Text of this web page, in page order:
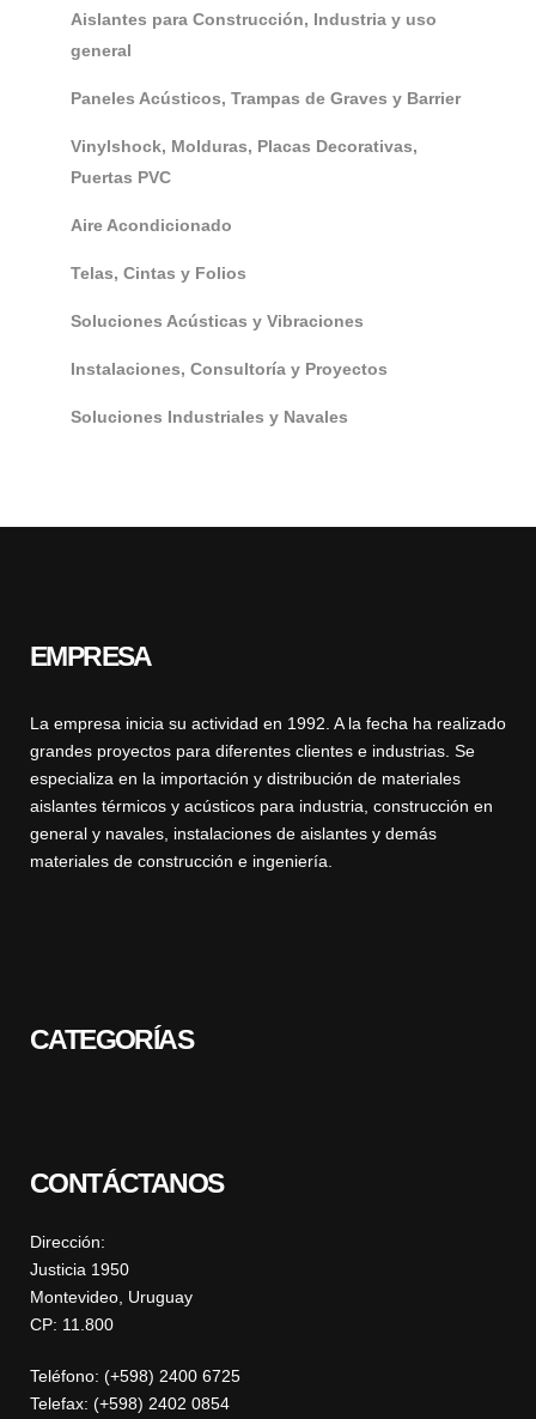
Aislantes para Construcción, Industria y uso
general
Paneles Acústicos, Trampas de Graves y Barrier
Vinylshock, Molduras, Placas Decorativas,
Puertas PVC
Aire Acondicionado
Telas, Cintas y Folios
Soluciones Acústicas y Vibraciones
Instalaciones, Consultoría y Proyectos
Soluciones Industriales y Navales
EMPRESA
La empresa inicia su actividad en 1992. A la fecha ha realizado
grandes proyectos para diferentes clientes e industrias. Se
especializa en la importación y distribución de materiales
aislantes térmicos y acústicos para industria, construcción en
general y navales, instalaciones de aislantes y demás
materiales de construcción e ingeniería.
CATEGORÍAS
CONTÁCTANOS
Dirección:
Justicia 1950
Montevideo, Uruguay
CP: 11.800
Teléfono: (+598) 2400 6725
Telefax: (+598) 2402 0854